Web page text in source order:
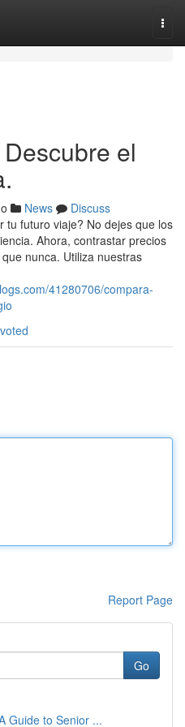
el
News
Discuss
tu futuro viaje? No dejes que los
Ahora, contrastar precios
nunca. Utiliza nuestras
41280706/compara-
Report Page
Go
Guide to Senior ...